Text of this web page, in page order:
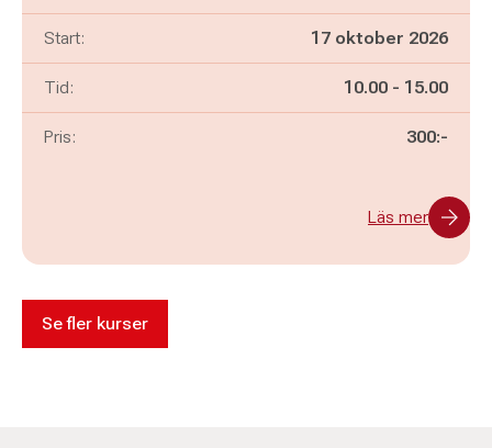
Start: 17 oktober 2026
Tid: Pågår mellan
10.00 - och
15.00
Pris: 300:-
Läs mer
Se fler kurser